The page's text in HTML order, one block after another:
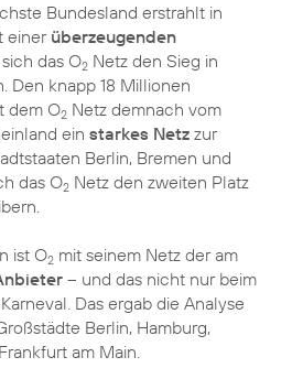
Bundesland erstrahlt in
einer überzeugenden
das O2 Netz den Sieg in
Den knapp 18 Millionen
dem O2 Netz demnach vom
ein starkes Netz zur
Berlin, Bremen und
das O2 Netz den zweiten Platz
ist O2 mit seinem Netz der am
– und das nicht nur beim
Das ergab die Analyse
Berlin, Hamburg,